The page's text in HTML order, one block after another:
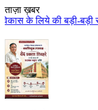
ताज़ा ख़बर
सौगातों की घोषणा